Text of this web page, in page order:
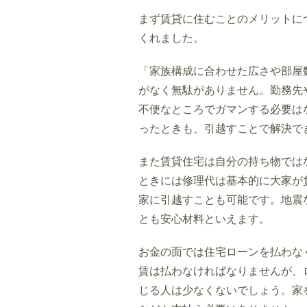
まず賃貸に住むことのメリット
くれました。
「家族構成に合わせた広さや部
がなく無駄がありません。勤務
不便なところでガマンする必要
ったときも、引越すことで解決
また賃貸住宅は自分の持ち物で
ときには修理代は基本的に大家
家に引越すことも可能です。地
とも安心材料といえます。
お金の面では住宅ローンを払わ
賃は払わなければなりませんが
じる人は少なくないでしょう。